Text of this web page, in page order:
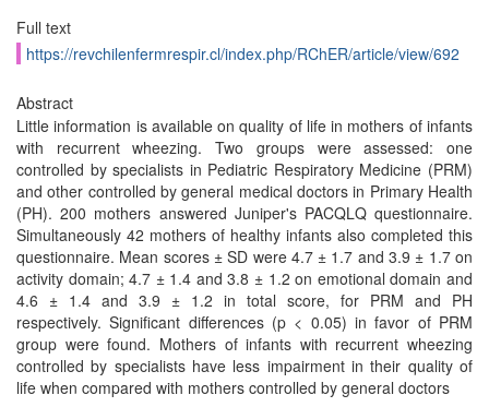
Full text
https://revchilenfermrespir.cl/index.php/RChER/article/view/692
Abstract
Little information is available on quality of life in mothers of infants
with recurrent wheezing. Two groups were assessed: one
controlled by specialists in Pediatric Respiratory Medicine (PRM)
and other controlled by general medical doctors in Primary Health
(PH). 200 mothers answered Juniper's PACQLQ questionnaire.
Simultaneously 42 mothers of healthy infants also completed this
questionnaire. Mean scores ± SD were 4.7 ± 1.7 and 3.9 ± 1.7 on
activity domain; 4.7 ± 1.4 and 3.8 ± 1.2 on emotional domain and
4.6 ± 1.4 and 3.9 ± 1.2 in total score, for PRM and PH
respectively. Significant differences (p < 0.05) in favor of PRM
group were found. Mothers of infants with recurrent wheezing
controlled by specialists have less impairment in their quality of
life when compared with mothers controlled by general doctors